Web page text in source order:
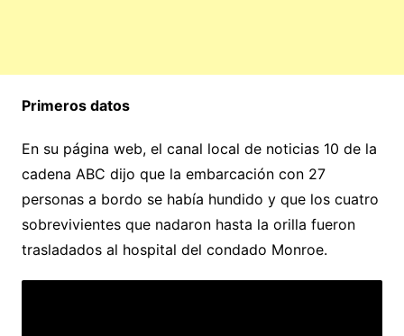
Primeros datos
En su página web, el canal local de noticias 10 de la
cadena ABC dijo que la embarcación con 27
personas a bordo se había hundido y que los cuatro
sobrevivientes que nadaron hasta la orilla fueron
trasladados al hospital del condado Monroe.